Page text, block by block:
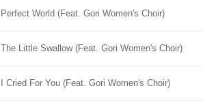
Perfect World (Feat. Gori Women's Choir)
The Little Swallow (Feat. Gori Women's Choir)
I Cried For You (Feat. Gori Women's Choir)